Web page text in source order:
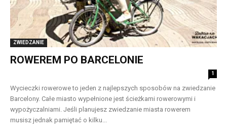
ZWIEDZANIE
ROWEREM PO BARCELONIE
1
Wycieczki rowerowe to jeden z najlepszych sposobów na zwiedzanie
Barcelony. Całe miasto wypełnione jest ścieżkami rowerowymi i
wypożyczalniami. Jeśli planujesz zwiedzanie miasta rowerem
musisz jednak pamiętać o kilku...